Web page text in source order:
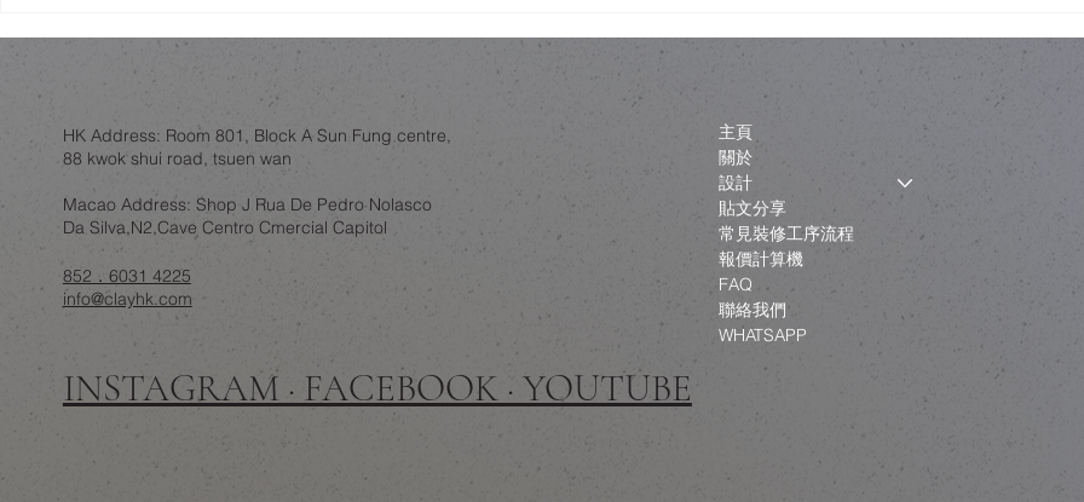
練：結構限制下的設計取捨
破壞」：翻新工程如何不淪為
書櫃，而係一家人嘅共識
HK Address: Room 801, Block A Sun Fung centre,
88 kwok shui road, tsuen wan
Macao Address: Shop J Rua De Pedro Nolasco
Da Silva,N2,Cave Centro Cmercial Capitol
852．6031 4225
info@clayhk.com
INSTAGRAM · FACEBOOK · YOUTUBE
主頁
關於
設計
貼文分享
常見裝修工序流程
報價計算機
FAQ
聯絡我們
WHATSAPP